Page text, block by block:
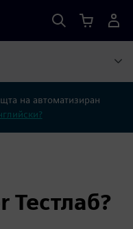
на автоматизиран